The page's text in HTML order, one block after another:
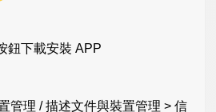
鈕下載安裝 APP
管理 / 描述文件與裝置管理 > 信